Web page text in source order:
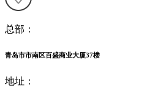
总部：
青岛市市南区百盛商业大厦37楼
地址：